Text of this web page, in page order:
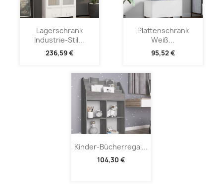
Lagerschrank
Industrie-Stil...
236,59 €
Plattenschrank
Weiß...
95,52 €
Kinder-Bücherregal...
104,30 €